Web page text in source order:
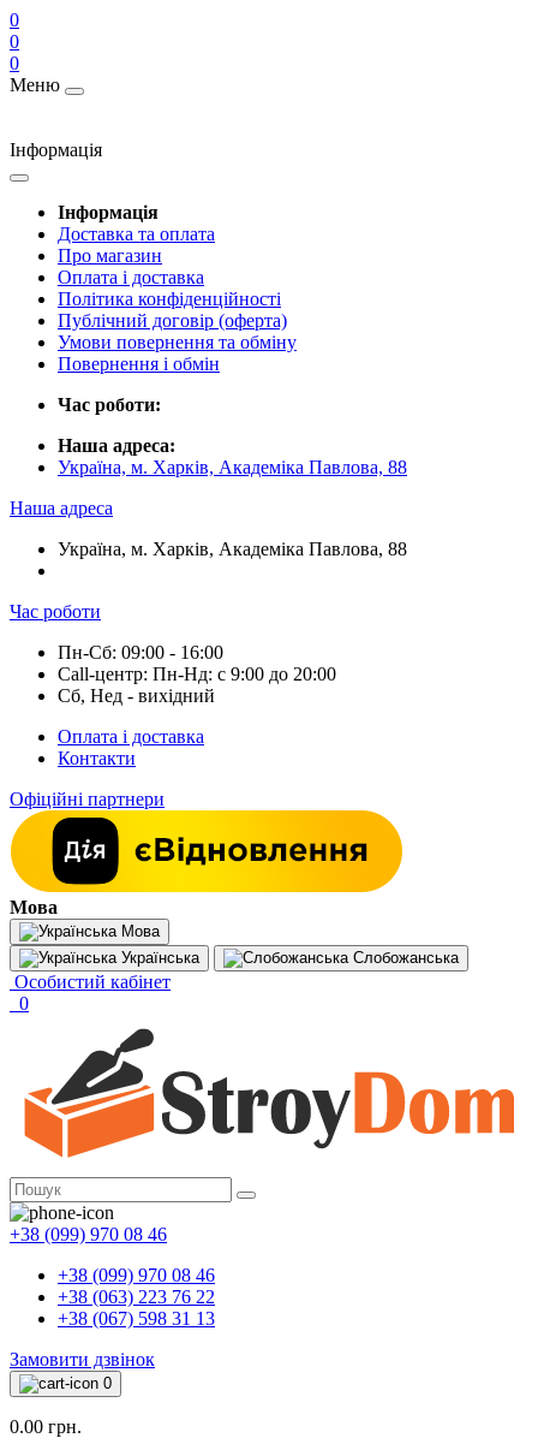
0
0
0
Меню
Інформація
Інформація
Доставка та оплата
Про магазин
Оплата і доставка
Політика конфіденційності
Публічний договір (оферта)
Умови повернення та обміну
Повернення і обмін
Час роботи:
Наша адреса:
Україна, м. Харків, Академіка Павлова, 88
Наша адреса
Україна, м. Харків, Академіка Павлова, 88
Час роботи
Пн-Сб: 09:00 - 16:00
Call-центр: Пн-Нд: с 9:00 до 20:00
Сб, Нед - вихідний
Оплата і доставка
Контакти
Офіційні партнери
Мова
Мова
Українська
Слобожанська
Особистий кабінет
0
+38 (099) 970 08 46
+38 (099) 970 08 46
+38 (063) 223 76 22
+38 (067) 598 31 13
Замовити дзвінок
0
0.00 грн.